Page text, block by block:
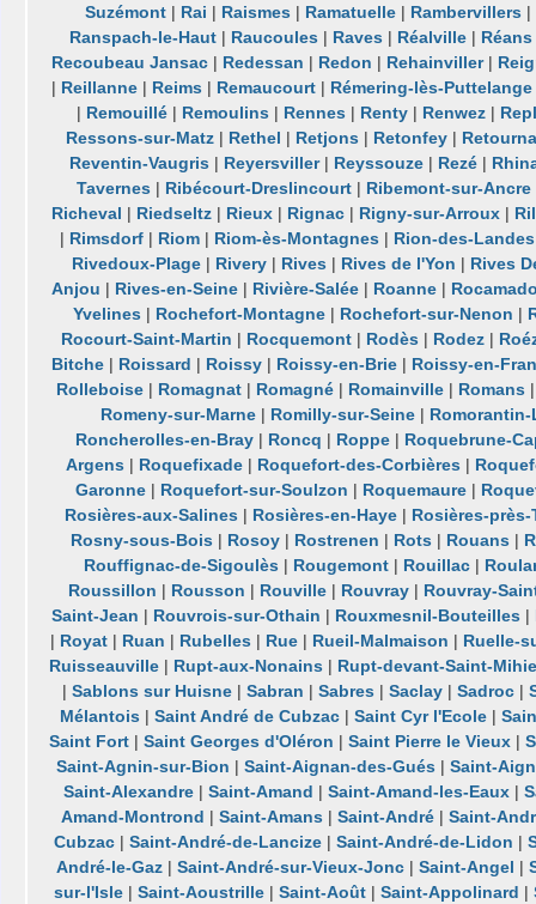
Suzémont| Rai | Raismes| Ramatuelle| Rambervillers|
Ranspach-le-Haut| Raucoules| Raves| Réalville| Réans
Recoubeau Jansac | Redessan | Redon | Rehainviller|
| Reillanne| Reims| Remaucourt| Rémering-lès-Puttelange
| Remouillé | Remoulins | Rennes | Renty | Renwez |
Ressons-sur-Matz| Rethel | Retjons| Retonfey|
Reventin-Vaugris| Reyersviller| Reyssouze| Rezé|
Tavernes | Ribécourt-Dreslincourt | Ribemont-sur-Ancre
Richeval | Riedseltz| Rieux| Rignac| Rigny-sur-Arroux|
| Rimsdorf | Riom | Riom-ès-Montagnes | Rion-des-Landes
Rivedoux-Plage| Rivery| Rives| Rives de l'Yon | Rives
Anjou | Rives-en-Seine | Rivière-Salée | Roanne |
Yvelines| Rochefort-Montagne| Rochefort-sur-Nenon |
Rocourt-Saint-Martin | Rocquemont| Rodès| Rodez|
Bitche| Roissard | Roissy| Roissy-en-Brie| Roissy-en-
Rolleboise| Romagnat| Romagné| Romainville| Romans
Romeny-sur-Marne| Romilly-sur-Seine|
Roncherolles-en-Bray| Roncq | Roppe| Roquebrune-
Argens | Roquefixade | Roquefort-des-Corbières |
Garonne| Roquefort-sur-Soulzon | Roquemaure|
Rosières-aux-Salines | Rosières-en-Haye | Rosières-près-
Rosny-sous-Bois | Rosoy | Rostrenen | Rots | Rouans |
Rouffignac-de-Sigoulès| Rougemont| Rouillac|
Roussillon | Rousson | Rouville| Rouvray| Rouvray-
Saint-Jean | Rouvrois-sur-Othain | Rouxmesnil-Bouteilles |
| Royat| Ruan | Rubelles| Rue| Rueil-Malmaison | Ruelle-
Ruisseauville| Rupt-aux-Nonains| Rupt-devant-Saint-
|Sablons sur Huisne |Sabran |Sabres |Saclay |Sadroc |
Mélantois| Saint André de Cubzac| Saint Cyr l'Ecole|
Saint Fort |Saint Georges d'Oléron |Saint Pierre le Vieux |
Saint-Agnin-sur-Bion | Saint-Aignan-des-Gués| Saint-
Saint-Alexandre |Saint-Amand |Saint-Amand-les-Eaux |
Amand-Montrond |Saint-Amans |Saint-André |Saint-
Cubzac |Saint-André-de-Lancize |Saint-André-de-Lidon |
André-le-Gaz |Saint-André-sur-Vieux-Jonc |Saint-Angel |
sur-l'Isle| Saint-Aoustrille| Saint-Août| Saint-Appolinard |